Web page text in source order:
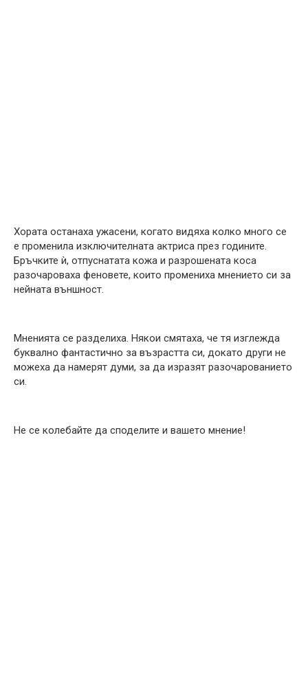
Хората останаха ужасени, когато видяха колко много се
е променила изключителната актриса през годините.
Бръчките ѝ, отпуснатата кожа и разрошената коса
разочароваха феновете, които промениха мнението си за
нейната външност.
Мненията се разделиха. Някои смятаха, че тя изглежда
буквално фантастично за възрастта си, докато други не
можеха да намерят думи, за да изразят разочарованието
си.
Не се колебайте да споделите и вашето мнение!